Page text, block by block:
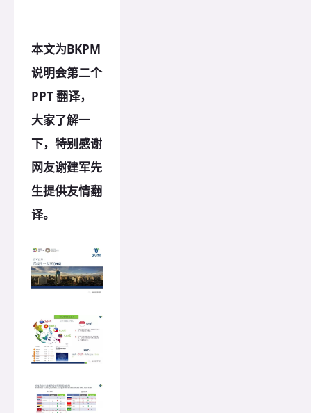
本文为BKPM
说明会第二个
PPT 翻译，
大家了解一
下，特别感谢
网友谢建军先
生提供友情翻
译。